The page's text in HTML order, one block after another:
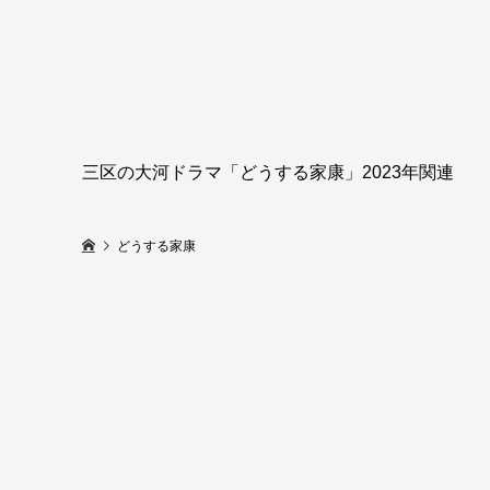
三区の大河ドラマ「どうする家康」2023年関連
どうする家康